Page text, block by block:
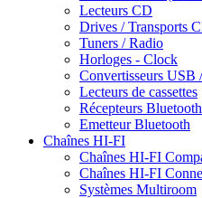
Lecteurs CD
Drives / Transports
Tuners / Radio
Horloges - Clock
Convertisseurs USB
Lecteurs de cassettes
Récepteurs Bluetooth
Emetteur Bluetooth
Chaînes HI-FI
Chaînes HI-FI
Chaînes HI-FI
Systèmes Multiroom